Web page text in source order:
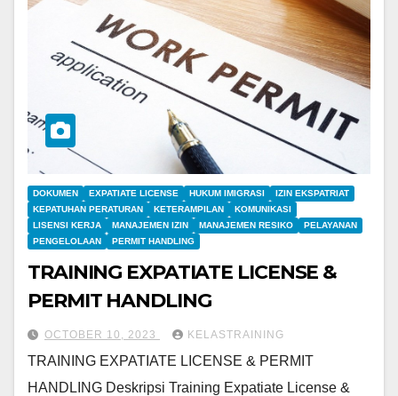
DOKUMEN EXPATIATE LICENSE HUKUM IMIGRASI
IZIN EKSPATRIAT
KEPATUHAN PERATURAN
KETERAMPILAN
KOMUNIKASI
LISENSI KERJA
MANAJEMEN IZIN MANAJEMEN RESIKO
PELAYANAN
PENGELOLAAN
PERMIT HANDLING
TRAINING EXPATIATE LICENSE &
PERMIT HANDLING
OCTOBER 10, 2023 KELASTRAINING
TRAINING EXPATIATE LICENSE & PERMIT
HANDLING Deskripsi Training Expatiate License &